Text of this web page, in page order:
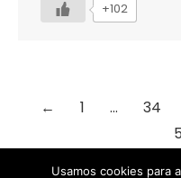
+102
← 1 … 34
Usamos cookies para